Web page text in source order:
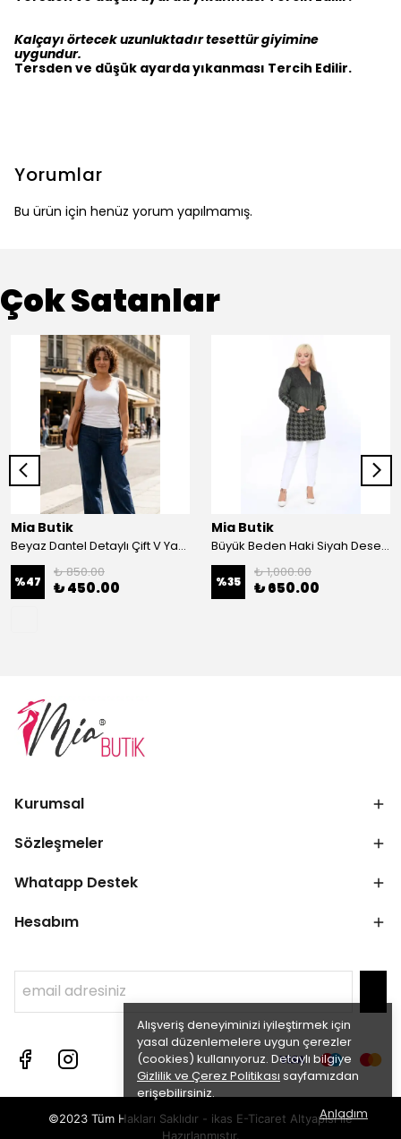
Alışveriş deneyiminizi iyileştirmek için
yasal düzenlemelere uygun çerezler
(cookies) kullanıyoruz. Detaylı bilgiye
Gizlilik ve Çerez Politikası sayfamızdan
erişebilirsiniz.
Anladım
Kalçayı örtecek uzunluktadır tesettür giyimine
uygundur.
Tersden ve düşük ayarda yıkanması Tercih Edilir.
Yorumlar
Bu ürün için henüz yorum yapılmamış.
Çok Satanlar
Mia Butik
Beyaz Dantel Detaylı Çift V Yaka Karşkorse Esnek Bluz
%47
₺ 850.00
₺ 450.00
Mia Butik
Büyük Beden Haki Siyah Desenli Hırka
%35
₺ 1,000.00
₺ 650.00
Kurumsal
Sözleşmeler
Whatapp Destek
Hesabım
©2023 Tüm Hakları Saklıdır - ikas E-Ticaret Altyapısı ile
Hazırlanmıştır.